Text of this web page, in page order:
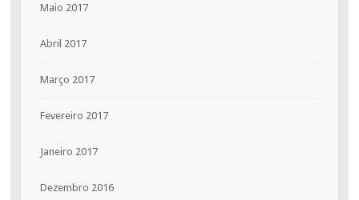
Maio 2017
Abril 2017
Março 2017
Fevereiro 2017
Janeiro 2017
Dezembro 2016